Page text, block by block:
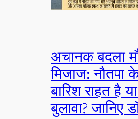
अचानक बदला
मिजाज: नौतपा
बारिश राहत है
बुलावा? जानिए